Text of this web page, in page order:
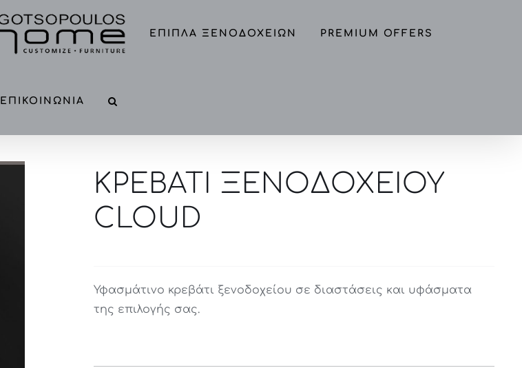
ΕΠΙΠΛΑ ΞΕΝΟΔΟΧΕΙΩΝ PREMIUM OFFERS
ΕΠΙΚΟΙΝΩΝΙΑ
ΚΡΕΒΑΤΙ ΞΕΝΟΔΟΧΕΙΟΥ
CLOUD
Υφασμάτινο κρεβάτι ξενοδοχείου σε διαστάσεις και υφάσματα
της επιλογής σας.